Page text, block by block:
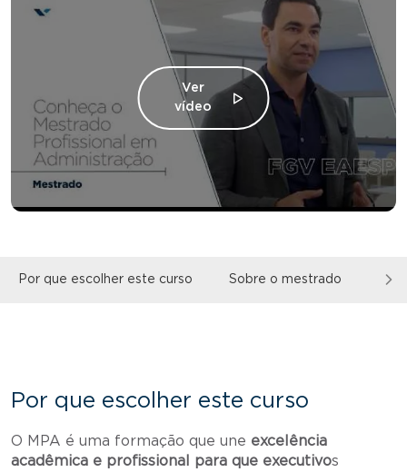
Ver
vídeo
Por que escolher este curso Sobre o mestrado Pra
Por que escolher este curso
O MPA é uma formação que une excelência
acadêmica e profissional para que executivos